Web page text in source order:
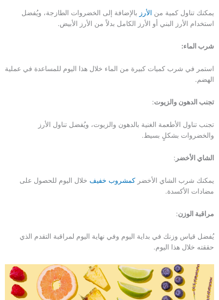
يمكنك تناول كمية من الأرز بالإضافة إلى الخضروات الطازجة، ويُفضل
استخدام الأرز البني أو الأرز الكامل بدلاً من الأرز الأبيض.
شرب الماء:
استمر في شرب كميات كبيرة من الماء خلال هذا اليوم للمساعدة في عملية
الهضم.
تجنب الدهون والزيوت:
تجنب تناول الأطعمة الغنية بالدهون والزيوت، ويُفضل تناول الأرز
والخضروات بشكلٍ بسيط.
الشاي الأخضر :
يمكنك شرب الشاي الأخضر كمشروب خفيف خلال اليوم للحصول على
مضادات الأكسدة.
مراقبة الوزن:
يُفضل قياس وزنك في بداية اليوم وفي نهاية اليوم لمراقبة التقدم الذي
حققته خلال هذا اليوم.